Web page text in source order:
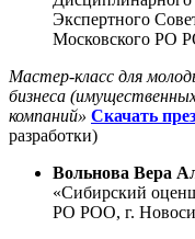
Экспертного
Московского РО
Мастер-класс для
бизнеса
компаний» Скачать
разработки)
Вольнова Вера
«Сибирский
РО РОО, г.